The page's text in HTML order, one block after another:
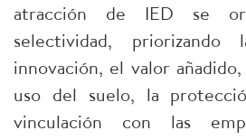
atracción de IED se
selectividad,
innovación, el valor
uso del suelo, la
vinculación con las